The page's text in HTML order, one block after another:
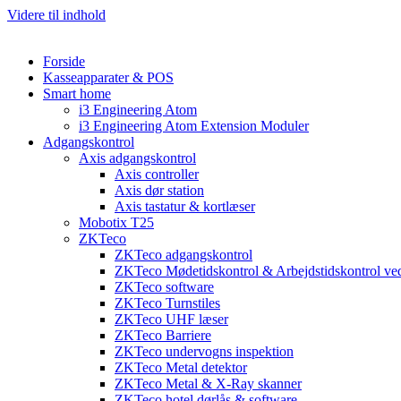
Videre til indhold
Forside
Kasseapparater & POS
Smart home
i3 Engineering Atom
i3 Engineering Atom Extension Moduler
Adgangskontrol
Axis adgangskontrol
Axis controller
Axis dør station
Axis tastatur & kortlæser
Mobotix T25
ZKTeco
ZKTeco adgangskontrol
ZKTeco Mødetidskontrol & Arbejdstidskontrol
ZKTeco software
ZKTeco Turnstiles
ZKTeco UHF læser
ZKTeco Barriere
ZKTeco undervogns inspektion
ZKTeco Metal detektor
ZKTeco Metal & X-Ray skanner